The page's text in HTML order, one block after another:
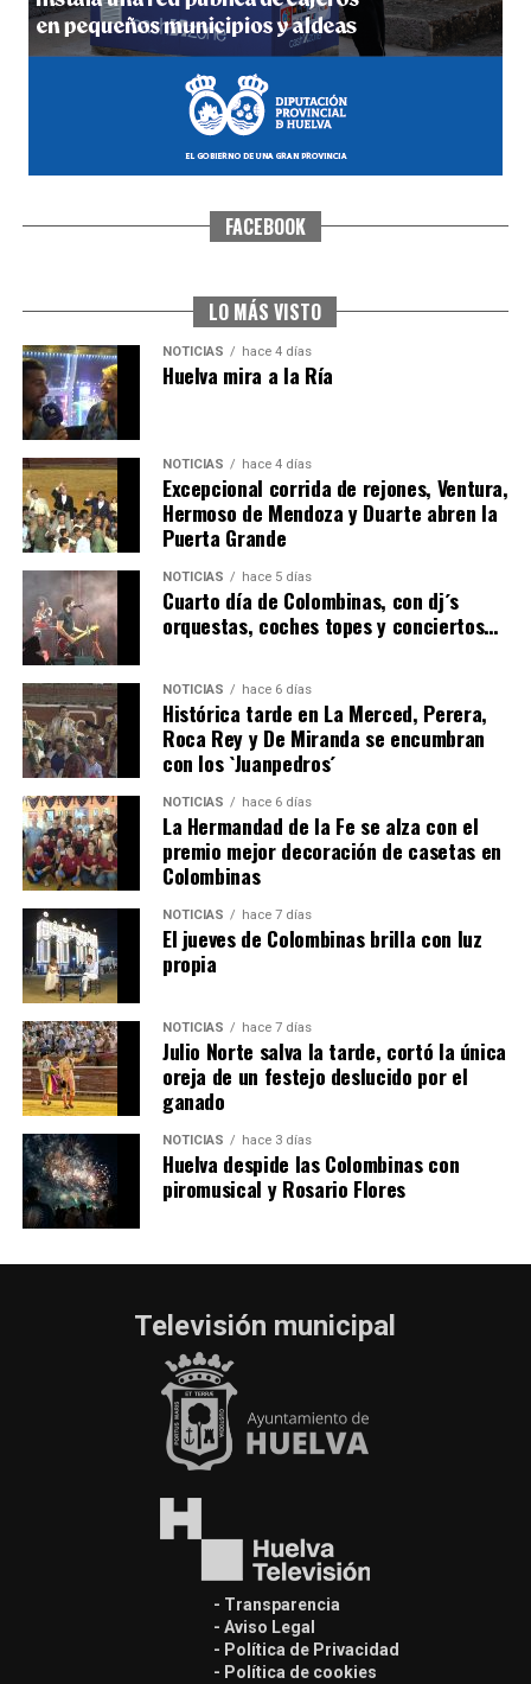
SEXTA CORRIDA DE LAS FIESTAS COLOMBINAS
6º DÍA DE LAS FIESTAS COLOMBINAS 2026
hace 3 días Huelvatv
QUINTA CORRIDA DE LAS FIESTAS COLOMBINAS
2026
hace 4 días· Huelvatv
FACEBOOK
LO MÁS VISTO
NOTICIAS hace 4 días
Huelva mira a la Ría
NOTICIAS hace 4 días
Excepcional corrida de rejones, Ventura,
Hermoso de Mendoza y Duarte abren la
Puerta Grande
NOTICIAS hace 5 días
Cuarto día de Colombinas, con dj´s
orquestas, coches topes y conciertos…
NOTICIAS hace 6 días
Histórica tarde en La Merced, Perera,
Roca Rey y De Miranda se encumbran
con los `Juanpedros´
NOTICIAS hace 6 días
La Hermandad de la Fe se alza con el
premio mejor decoración de casetas en
Colombinas
NOTICIAS hace 7 días
El jueves de Colombinas brilla con luz
propia
NOTICIAS hace 7 días
Julio Norte salva la tarde, cortó la única
oreja de un festejo deslucido por el
ganado
NOTICIAS hace 3 días
Huelva despide las Colombinas con
piromusical y Rosario Flores
Televisión municipal
- Transparencia
- Aviso Legal
- Política de Privacidad
- Política de cookies